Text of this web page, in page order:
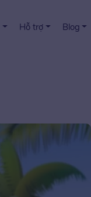
Hỗ trợ Blog